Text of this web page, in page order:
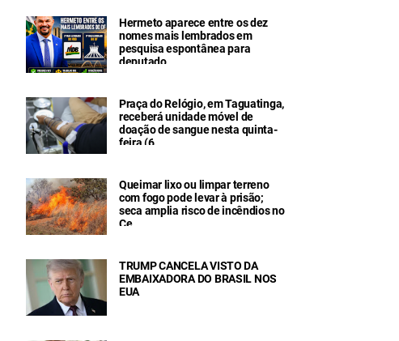
Hermeto aparece entre os dez
nomes mais lembrados em
pesquisa espontânea para
deputado
Praça do Relógio, em Taguatinga,
receberá unidade móvel de
doação de sangue nesta quinta-
feira (6
Queimar lixo ou limpar terreno
com fogo pode levar à prisão;
seca amplia risco de incêndios no
Ce
TRUMP CANCELA VISTO DA
EMBAIXADORA DO BRASIL NOS
EUA